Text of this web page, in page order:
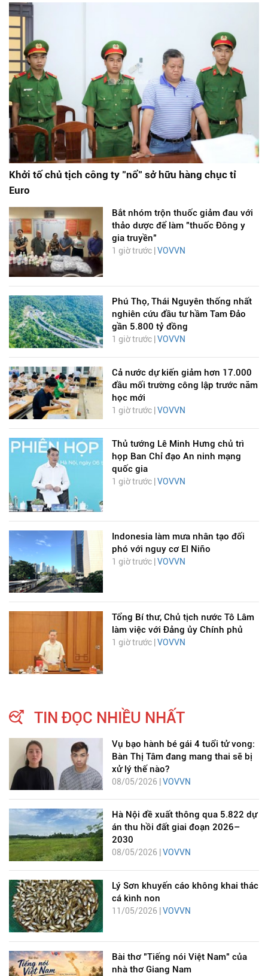
Khởi tố chủ tịch công ty "nổ" sở hữu hàng chục tỉ
Euro
Bắt nhóm trộn thuốc giảm đau với
thảo dược để làm "thuốc Đông y
gia truyền"
1 giờ trước | VOVVN
Phú Thọ, Thái Nguyên thống nhất
nghiên cứu đầu tư hầm Tam Đảo
gần 5.800 tỷ đồng
1 giờ trước | VOVVN
Cả nước dự kiến giảm hơn 17.000
đầu mối trường công lập trước năm
học mới
1 giờ trước | VOVVN
Thủ tướng Lê Minh Hưng chủ trì
họp Ban Chỉ đạo An ninh mạng
quốc gia
1 giờ trước |VOVVN
Indonesia làm mưa nhân tạo đối
phó với nguy cơ El Niño
1 giờ trước | VOVVN
Tổng Bí thư, Chủ tịch nước Tô Lâm
làm việc với Đảng ủy Chính phủ
1 giờ trước | VOVVN
TIN ĐỌC NHIỀU NHẤT
Vụ bạo hành bé gái 4 tuổi tử vong:
Bàn Thị Tâm đang mang thai sẽ bị
xử lý thế nào?
08/05/2026 | VOVVN
Hà Nội đề xuất thông qua 5.822 dự
án thu hồi đất giai đoạn 2026–
2030
08/05/2026 | VOVVN
Lý Sơn khuyến cáo không khai thác
cá kình non
11/05/2026 | VOVVN
Bài thơ "Tiếng nói Việt Nam" của
nhà thơ Giang Nam